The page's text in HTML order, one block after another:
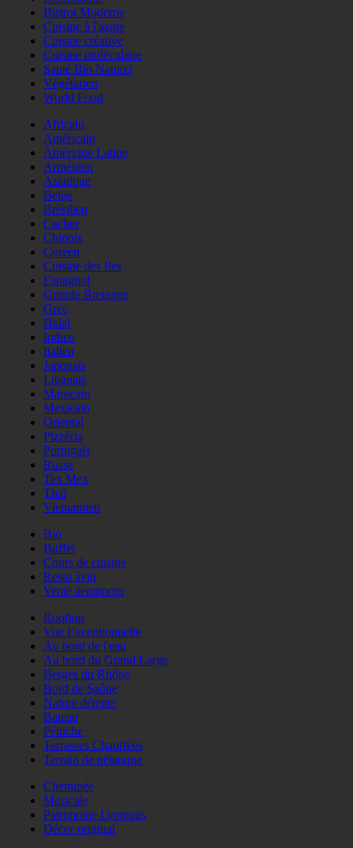
Bistrot Moderne
Cuisine à l'azote
Cuisine créative
Cuisine moléculaire
Santé Bio Naturel
Végétarien
World Food
Africain
Américain
Amérique Latine
Arménien
Asiatique
Belge
Brésilien
Cacher
Chinois
Coréen
Cuisine des Iles
Espagnol
Grande Bretagne
Grec
Halal
Indien
Italien
Japonais
Libanais
Marocain
Mexicain
Oriental
Pizzéria
Portugais
Russe
Tex Mex
Thaï
Vietnamien
Bio
Buffet
Cours de cuisine
Resto àvin
Vente àemporter
Rooftop
Vue Exceptionnelle
Au bord de l'eau
Au bord du Grand Large
Berges du Rhône
Bord de Saône
Nature détente
Bateau
Péniche
Terrasses Chauffées
Terrain de pétanque
Cheminée
Musicale
Patrimoine Lyonnais
Décor original